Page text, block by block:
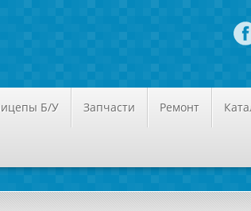
Б/У Запчасти Ремонт